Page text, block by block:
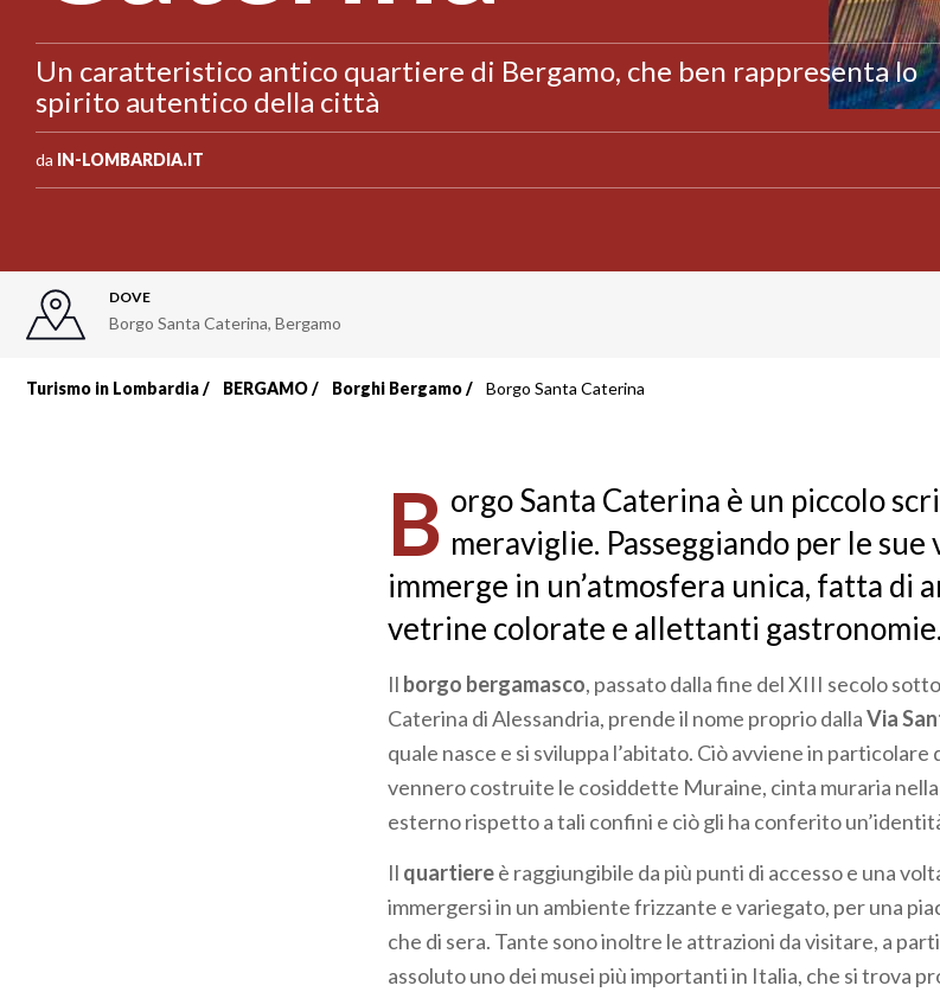
Un caratteristico antico quartiere di Bergamo, che ben rappresenta lo
spirito autentico della città
da IN-LOMBARDIA.IT
DOVE
Borgo Santa Caterina, Bergamo
Turismo in Lombardia BERGAMO Borghi Bergamo Borgo Santa Caterina
B orgo Santa Caterina è un piccolo
meraviglie. Passeggiando per le sue
immerge in un’atmosfera unica, fatta di
vetrine colorate e allettanti gastronomie.
Il borgo bergamasco, passato dalla fine del XIII secolo
Caterina di Alessandria, prende il nome proprio dallaVia
quale nasce e si sviluppa l’abitato. Ciò avviene in particolare
vennero costruite le cosiddette Muraine, cinta muraria nella
esterno rispetto a tali confini e ciò gli ha conferito
Il quartiereè raggiungibile da più punti di accesso e una
immergersi in un ambiente frizzante e variegato, per una
che di sera. Tante sono inoltre le attrazioni da visitare, a
assoluto uno dei musei più importanti in Italia, che si trova